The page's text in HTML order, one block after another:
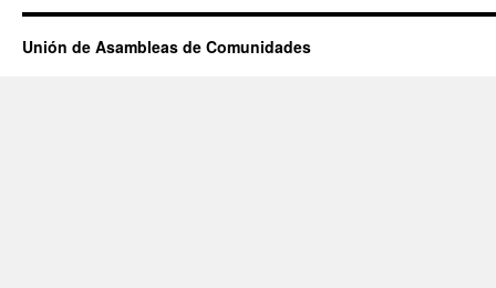
Unión de Asambleas de Comunidades